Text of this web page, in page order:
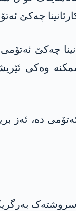
چەکێ
وەکی
دە، ئەز